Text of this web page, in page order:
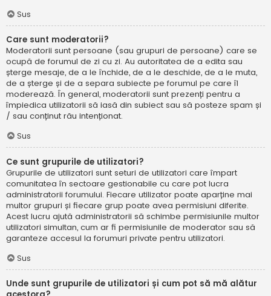
Sus
Care sunt moderatorii?
Moderatorii sunt persoane (sau grupuri de persoane) care se
ocupă de forumul de zi cu zi. Au autoritatea de a edita sau
șterge mesaje, de a le închide, de a le deschide, de a le muta,
de a șterge și de a separa subiecte pe forumul pe care îl
moderează. În general, moderatorii sunt prezenți pentru a
împiedica utilizatorii să iasă din subiect sau să posteze spam și
/ sau conținut rău intenționat.
Sus
Ce sunt grupurile de utilizatori?
Grupurile de utilizatori sunt seturi de utilizatori care împart
comunitatea în sectoare gestionabile cu care pot lucra
administratorii forumului. Fiecare utilizator poate aparține mai
multor grupuri și fiecare grup poate avea permisiuni diferite.
Acest lucru ajută administratorii să schimbe permisiunile multor
utilizatori simultan, cum ar fi permisiunile de moderator sau să
garanteze accesul la forumuri private pentru utilizatori.
Sus
Unde sunt grupurile de utilizatori și cum pot să mă alătur